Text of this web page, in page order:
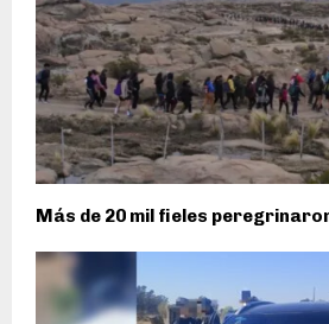
Más de 20 mil fieles